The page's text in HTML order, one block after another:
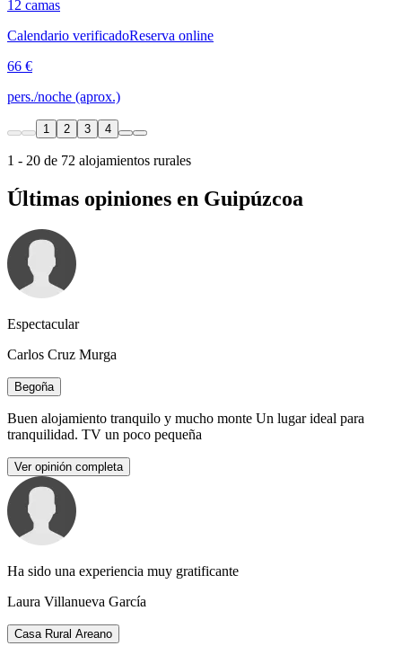
12 camas
Calendario verificadoReserva online
66 €
pers./noche (aprox.)
1 2 3 4
1 - 20 de 72 alojamientos rurales
Últimas opiniones en Guipúzcoa
Espectacular
Carlos Cruz Murga
Begoña
Buen alojamiento tranquilo y mucho monte Un lugar ideal para
tranquilidad. TV un poco pequeña
Ver opinión completa
Ha sido una experiencia muy gratificante
Laura Villanueva García
Casa Rural Areano